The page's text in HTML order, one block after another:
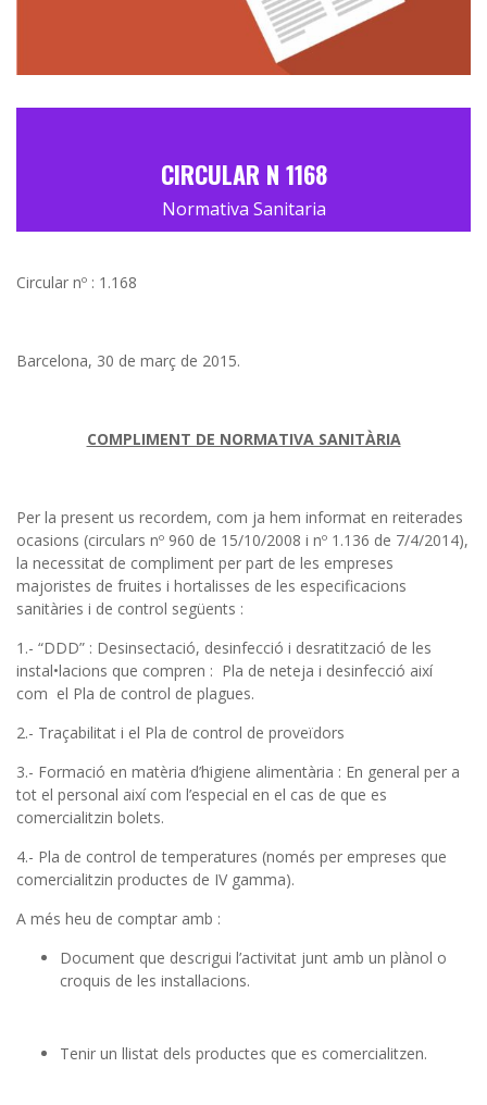
CIRCULAR N 1168
Normativa Sanitaria
Circular nº : 1.168
Barcelona, 30 de març de 2015.
COMPLIMENT DE NORMATIVA SANITÀRIA
Per la present us recordem, com ja hem informat en reiterades
ocasions (circulars nº 960 de 15/10/2008 i nº 1.136 de 7/4/2014),
la necessitat de compliment per part de les empreses
majoristes de fruites i hortalisses de les especificacions
sanitàries i de control següents :
1.- “DDD” : Desinsectació, desinfecció i desratització de les
instal•lacions que compren : Pla de neteja i desinfecció així
com el Pla de control de plagues.
2.- Traçabilitat i el Pla de control de proveïdors
3.- Formació en matèria d’higiene alimentària : En general per a
tot el personal així com l’especial en el cas de que es
comercialitzin bolets.
4.- Pla de control de temperatures (només per empreses que
comercialitzin productes de IV gamma).
A més heu de comptar amb :
Document que descrigui l’activitat junt amb un plànol o
croquis de les installacions.
Tenir un llistat dels productes que es comercialitzen.